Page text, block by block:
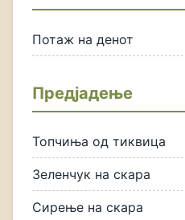
Потаж на денот
Предјадење
Топчиња од тиквица
Зеленчук на скара
Сирење на скара